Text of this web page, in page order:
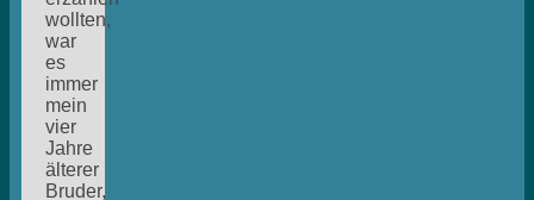
wollten,
war
es
immer
mein
vier
Jahre
älterer
Bruder,